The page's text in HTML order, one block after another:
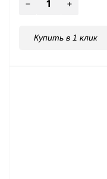
Купить в 1 клик